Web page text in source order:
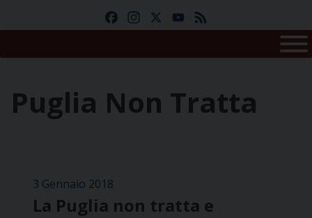
FacebookInstagramYouTube
Puglia Non Tratta
3 Gennaio 2018
La Puglia non tratta e